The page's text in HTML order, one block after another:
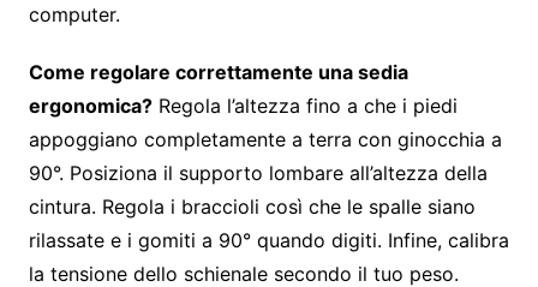
computer.
Come regolare correttamente una sedia
ergonomica?Regola l’altezza fino a che i piedi
appoggiano completamente a terra con ginocchia a
90°. Posiziona il supporto lombare all’altezza della
cintura. Regola i braccioli così che le spalle siano
rilassate e i gomiti a 90° quando digiti. Infine, calibra
la tensione dello schienale secondo il tuo peso.